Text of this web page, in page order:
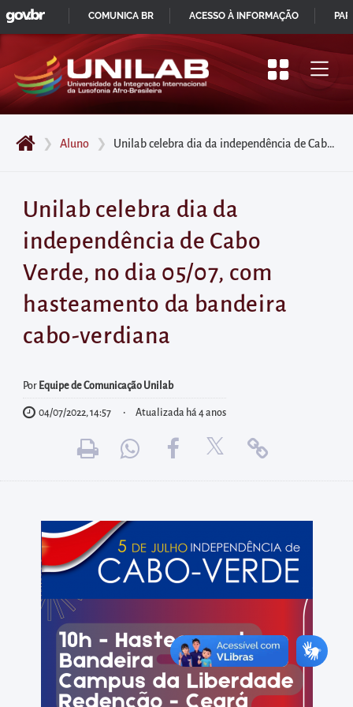
Pular
para
início
do
principal
Acessar
diretamente
o
menu
principal
Acessar
área
para
diretamente
as
informações
postas
rodapé
❯ Aluno ❯ Unilab celebra dia da independência de Cabo Verde, no dia 05/07, com hasteamento da bandeira cabo-verdiana
Unilab celebra dia da
independência de Cabo
Verde, no dia 05/07, com
hasteamento da bandeira
cabo-verdiana
Por Equipe de Comunicação Unilab
04/07/2022, 14:57 Atualizada há 4 anos
IR
PARA
CONTEÚDO
GOVBR
COMUNICA BR ACESSO À INFORMAÇÃO